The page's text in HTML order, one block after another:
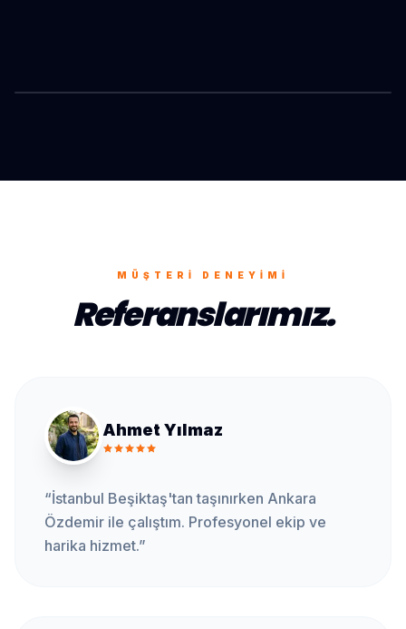
MÜŞTERI DENEYIMI
Referanslarımız.
Ahmet Yılmaz
“İstanbul Beşiktaş'tan taşınırken Ankara
Özdemir ile çalıştım. Profesyonel ekip ve
harika hizmet.”